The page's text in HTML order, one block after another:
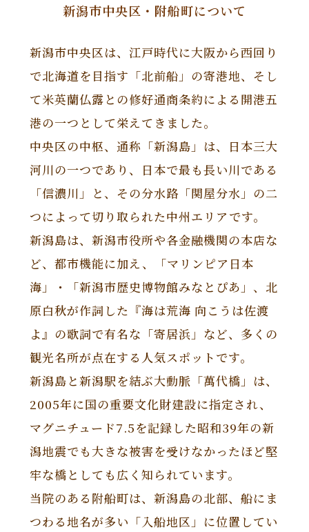
新潟市中央区・附船町について
新潟市中央区は、江戸時代に大阪から西回り
で北海道を目指す「北前船」の寄港地、そし
て米英蘭仏露との修好通商条約による開港五
港の一つとして栄えてきました。
中央区の中枢、通称「新潟島」は、日本三大
河川の一つであり、日本で最も長い川である
「信濃川」と、その分水路「関屋分水」の二
つによって切り取られた中州エリアです。
新潟島は、新潟市役所や各金融機関の本店な
ど、都市機能に加え、「マリンピア日本
海」・「新潟市歴史博物館みなとぴあ」、北
原白秋が作詞した『海は荒海 向こうは佐渡
よ』の歌詞で有名な「寄居浜」など、多くの
観光名所が点在する人気スポットです。
新潟島と新潟駅を結ぶ大動脈「萬代橋」は、
2005年に国の重要文化財建設に指定され、
マグニチュード7.5を記録した昭和39年の新
潟地震でも大きな被害を受けなかったほど堅
牢な橋としても広く知られています。
当院のある附船町は、新潟島の北部、船にま
つわる地名が多い「入船地区」に位置してい